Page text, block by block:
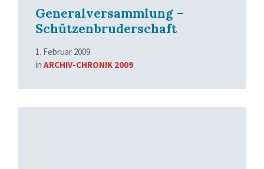
Generalversammlung –
Schützenbruderschaft
1. Februar 2009
in ARCHIV-CHRONIK 2009
Read